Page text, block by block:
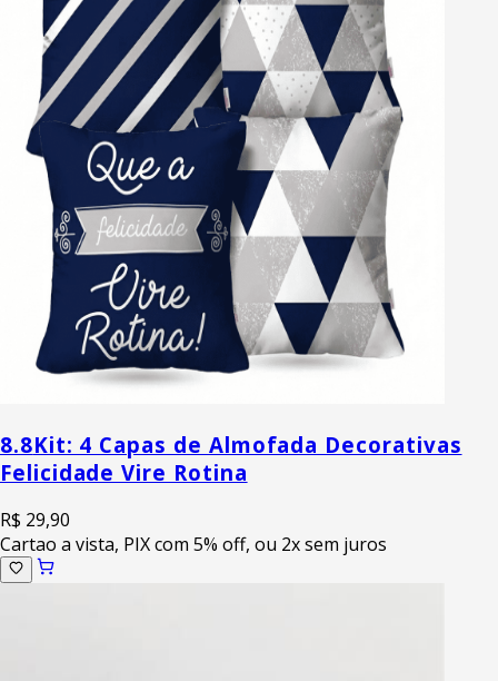
8.8Kit: 4 Capas de Almofada Decorativas
Felicidade Vire Rotina
R$ 29,90
Cartao a vista, PIX com 5% off, ou 2x sem juros